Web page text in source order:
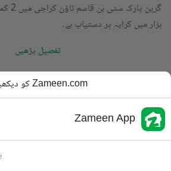
ہزار میں کرایہ پر دستیاب ہے۔
تفصیل پڑھیں
مکان
قیمت
22 ہزار
باتھ
رقبہ
120 مربع یارڈ
کرایہ پر
Zameen.com کو دیکھیں...
Zameen App